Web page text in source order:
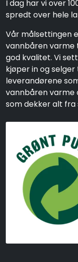
I dag har vi over
spredt over hele
Vår målsettingen
vannbåren varme
god kvalitet. Vi
kjøper in og
leverandørene
vannbåren
som dekker alt fra